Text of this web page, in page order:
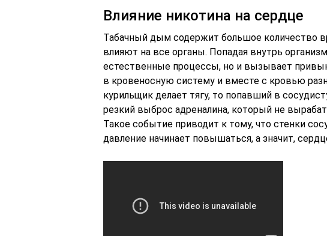
Влияние никотина на сердце
Табачный дым содержит большое количество
влияют на все органы. Попадая внутрь
естественные процессы, но и вызывает
в кровеносную систему и вместе с кровью
курильщик делает тягу, то попавший в
резкий выброс адреналина, который не
Такое событие приводит к тому, что стенки
давление начинает повышаться, а значит,